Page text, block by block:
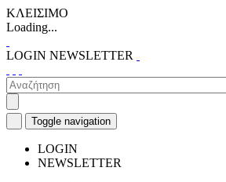
ΚΛΕΙΣΙΜΟ
Loading...
LOGIN NEWSLETTER
Toggle navigation
LOGIN
NEWSLETTER